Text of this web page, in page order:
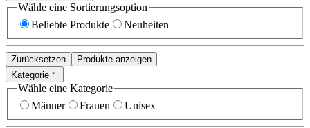
Wähle eine Sortierungsoption
Beliebte Produkte
Neuheiten
Zurücksetzen
Produkte anzeigen
Kategorie
Wähle eine Kategorie
Männer
Frauen Unisex